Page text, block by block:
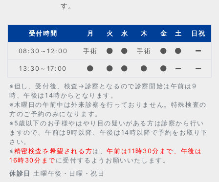
す。
※但し、受付後、検査→診察となるので診察開始は午前は9
時、午後は14時からとなります。
※木曜日の午前中は外来診察を行っておりません。特殊検査の
方のご予約のみになります。
※5歳以下のお子様やはやり目の疑いがある方は診察から行い
ますので、午前は9時以降、午後は14時以降で予約をお取り下
さい。
※精密検査を希望される方は、午前は11時30分まで、午後は
16時30分まで に受付するようお願いいたします。
休診日
土曜午後・日曜・祝日
受付時間 月 火 水 木 金 土 日祝
08:30～12:00 手術 手術
13:30～17:00